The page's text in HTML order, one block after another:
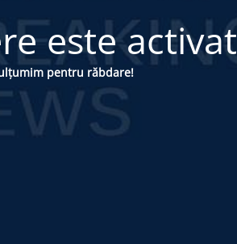
este activat
pentru răbdare!